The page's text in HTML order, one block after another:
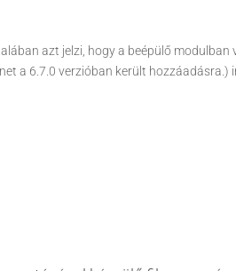
azt jelzi, hogy a beépülő modulban
a 6.7.0 verzióban került hozzáadásra.)